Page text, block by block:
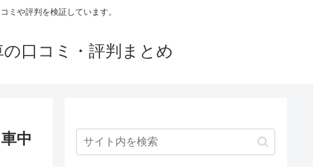
ミや評判を検証しています。
口コミ・評判まとめ
中